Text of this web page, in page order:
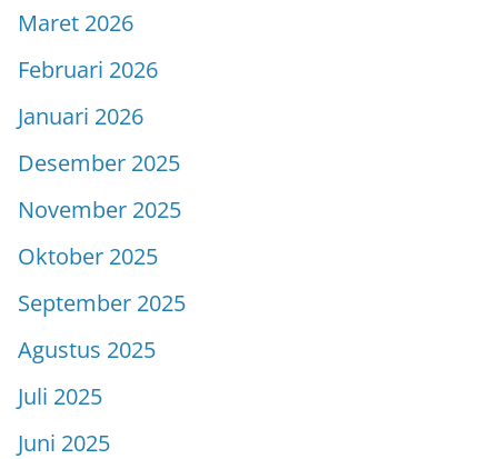
Maret 2026
Februari 2026
Januari 2026
Desember 2025
November 2025
Oktober 2025
September 2025
Agustus 2025
Juli 2025
Juni 2025